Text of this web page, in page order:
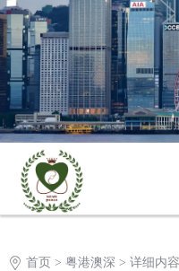
首页 > 粤港澳深 > 详细内容